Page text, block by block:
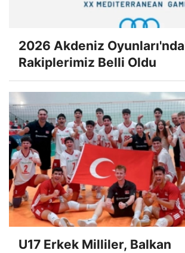
2026 Akdeniz
Rakiplerimiz Belli Oldu
U17 Erkek Milliler, Balkan